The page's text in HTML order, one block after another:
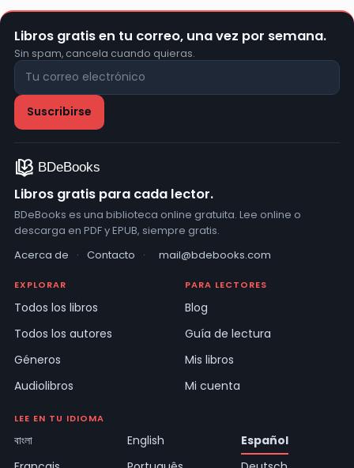
Libros gratis en tu correo, una vez por semana.
Sin spam, cancela cuando quieras.
Libros gratis para cada lector.
BDeBooks es una biblioteca online gratuita. Lee online o
descarga en PDF y EPUB, siempre gratis.
Acerca de
· Contacto · mail@bdebooks.com
EXPLORAR
Todos los libros
Todos los autores
Géneros
Audiolibros
PARA LECTORES
Blog
Guía de lectura
Mis libros
Mi cuenta
LEE EN TU IDIOMA
বাংলা English
Español